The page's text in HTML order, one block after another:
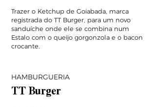
Trazer o Ketchup de Goiabada, marca
registrada do TT Burger, para um novo
sanduíche onde ele se combina num
Estalo com o queijo gorgonzola e o bacon
crocante.
HAMBURGUERIA
TT Burger